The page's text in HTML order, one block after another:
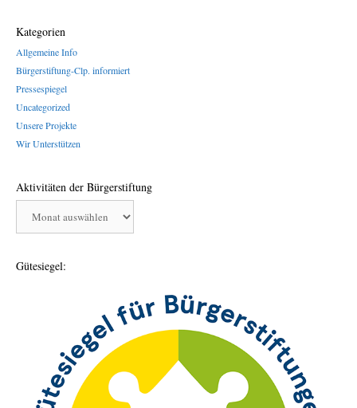
Kategorien
Allgemeine Info
Bürgerstiftung-Clp. informiert
Pressespiegel
Uncategorized
Unsere Projekte
Wir Unterstützen
Aktivitäten der Bürgerstiftung
Bürgerstiftung
Gütesiegel: